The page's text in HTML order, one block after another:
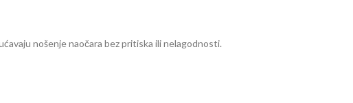
nošenje naočara bez pritiska ili nelagodnosti.